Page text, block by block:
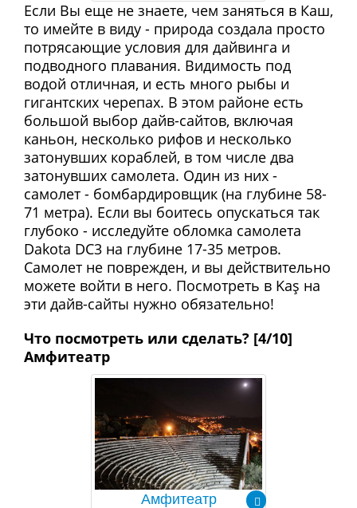
Если Вы еще не знаете, чем заняться в Каш,
то имейте в виду - природа создала просто
потрясающие условия для дайвинга и
подводного плавания. Видимость под
водой отличная, и есть много рыбы и
гигантских черепах. В этом районе есть
большой выбор дайв-сайтов, включая
каньон, несколько рифов и несколько
затонувших кораблей, в том числе два
затонувших самолета. Один из них -
самолет - бомбардировщик (на глубине 58-
71 метра). Если вы боитесь опускаться так
глубоко - исследуйте обломка самолета
Dakota DC3 на глубине 17-35 метров.
Самолет не поврежден, и вы действительно
можете войти в него. Посмотреть в Kaş на
эти дайв-сайты нужно обязательно!
Что посмотреть или сделать? [4/10]
Амфитеатр
Амфитеатр